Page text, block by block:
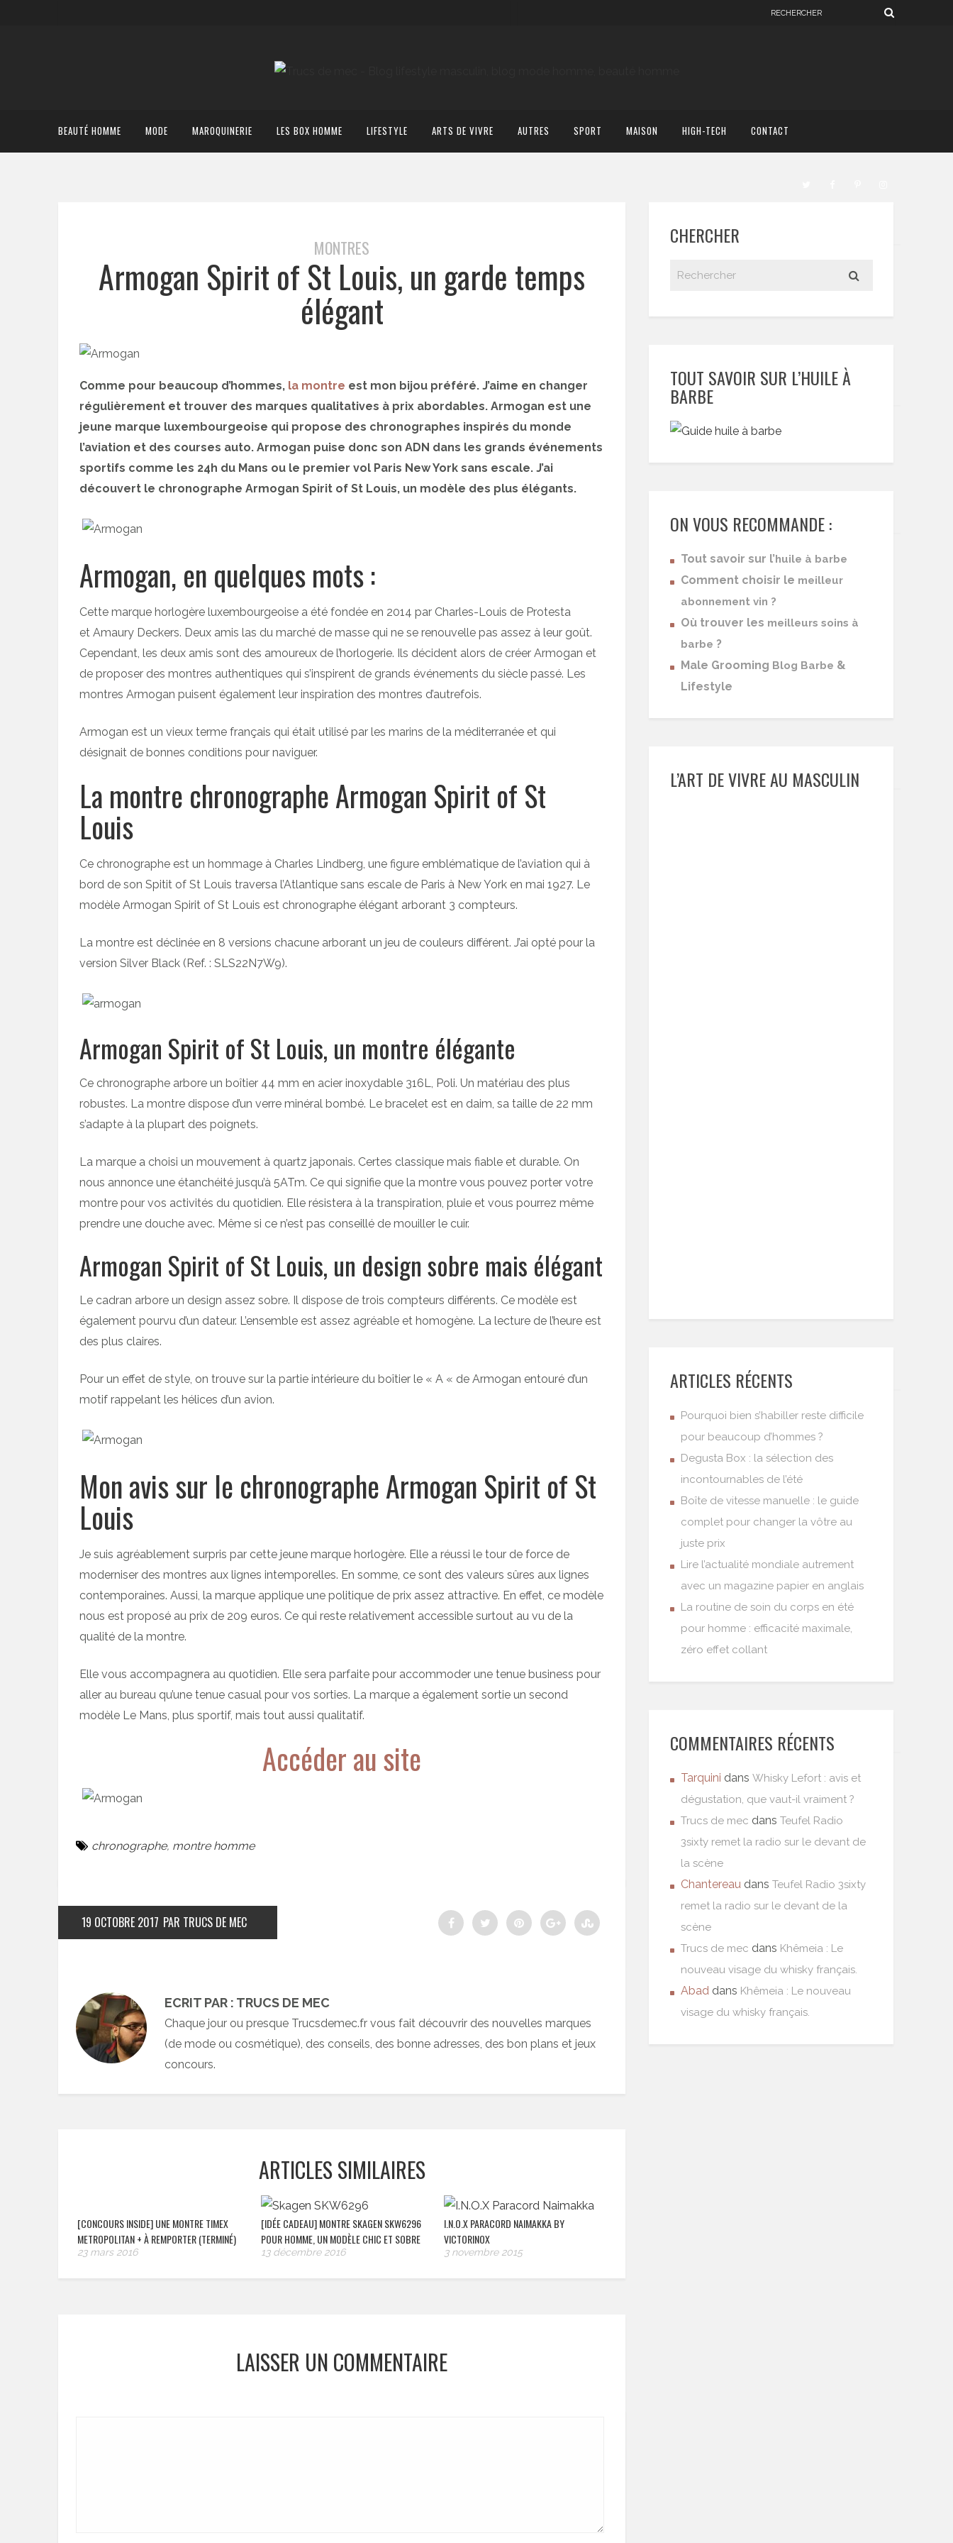
BEAUTÉ HOMME MODE MAROQUINERIE LES BOX HOMME LIFESTYLE ARTS DE VIVRE AUTRES SPORT MAISON HIGH-TECH CONTACT
MONTRES
Armogan Spirit of St Louis, un garde temps
élégant
Comme pour beaucoup d’hommes, la montre est mon bijou préféré. J’aime en changer
régulièrement et trouver des marques qualitatives à prix abordables. Armogan est une
jeune marque luxembourgeoise qui propose des chronographes inspirés du monde
l’aviation et des courses auto. Armogan puise donc son ADN dans les grands événements
sportifs comme les 24h du Mans ou le premier vol Paris New York sans escale. J’ai
découvert le chronographe Armogan Spirit of St Louis, un modèle des plus élégants.
Armogan, en quelques mots :
Cette marque horlogère luxembourgeoise a été fondée en 2014 par Charles-Louis de Protesta
et Amaury Deckers. Deux amis las du marché de masse qui ne se renouvelle pas assez à leur goût.
Cependant, les deux amis sont des amoureux de l’horlogerie. Ils décident alors de créer Armogan et
de proposer des montres authentiques qui s’inspirent de grands événements du siècle passé. Les
montres Armogan puisent également leur inspiration des montres d’autrefois.
Armogan est un vieux terme français qui était utilisé par les marins de la méditerranée et qui
désignait de bonnes conditions pour naviguer.
La montre chronographe Armogan Spirit of St
Louis
Ce chronographe est un hommage à Charles Lindberg, une figure emblématique de l’aviation qui à
bord de son Spitit of St Louis traversa l’Atlantique sans escale de Paris à New York en mai 1927. Le
modèle Armogan Spirit of St Louis est chronographe élégant arborant 3 compteurs.
La montre est déclinée en 8 versions chacune arborant un jeu de couleurs différent. J’ai opté pour la
version Silver Black (Ref. : SLS22N7W9).
Armogan Spirit of St Louis, un montre élégante
Ce chronographe arbore un boîtier 44 mm en acier inoxydable 316L, Poli. Un matériau des plus
robustes. La montre dispose d’un verre minéral bombé. Le bracelet est en daim, sa taille de 22 mm
s’adapte à la plupart des poignets.
La marque a choisi un mouvement à quartz japonais. Certes classique mais fiable et durable. On
nous annonce une étanchéité jusqu’à 5ATm. Ce qui signifie que la montre vous pouvez porter votre
montre pour vos activités du quotidien. Elle résistera à la transpiration, pluie et vous pourrez même
prendre une douche avec. Même si ce n’est pas conseillé de mouiller le cuir.
Armogan Spirit of St Louis, un design sobre mais élégant
Le cadran arbore un design assez sobre. Il dispose de trois compteurs différents. Ce modèle est
également pourvu d’un dateur. L’ensemble est assez agréable et homogène. La lecture de l’heure est
des plus claires.
Pour un effet de style, on trouve sur la partie intérieure du boîtier le « A « de Armogan entouré d’un
motif rappelant les hélices d’un avion.
Mon avis sur le chronographe Armogan Spirit of St
Louis
Je suis agréablement surpris par cette jeune marque horlogère. Elle a réussi le tour de force de
moderniser des montres aux lignes intemporelles. En somme, ce sont des valeurs sûres aux lignes
contemporaines. Aussi, la marque applique une politique de prix assez attractive. En effet, ce modèle
nous est proposé au prix de 209 euros. Ce qui reste relativement accessible surtout au vu de la
qualité de la montre.
Elle vous accompagnera au quotidien. Elle sera parfaite pour accommoder une tenue business pour
aller au bureau qu’une tenue casual pour vos sorties. La marque a également sortie un second
modèle Le Mans, plus sportif, mais tout aussi qualitatif.
Accéder au site
chronographe, montre homme
19 OCTOBRE 2017 PAR TRUCS DE MEC
ECRIT PAR : TRUCS DE MEC
Chaque jour ou presque Trucsdemec.fr vous fait découvrir des nouvelles marques
(de mode ou cosmétique), des conseils, des bonne adresses, des bon plans et jeux
concours.
ARTICLES SIMILAIRES
[CONCOURS INSIDE] UNE MONTRE TIMEX
METROPOLITAN + À REMPORTER (TERMINÉ)
23 mars 2016
[IDÉE CADEAU] MONTRE SKAGEN SKW6296
POUR HOMME, UN MODÈLE CHIC ET SOBRE
13 décembre 2016
I.N.O.X PARACORD NAIMAKKA BY
VICTORINOX
3 novembre 2015
LAISSER UN COMMENTAIRE
CHERCHER
TOUT SAVOIR SUR L’HUILE À
BARBE
ON VOUS RECOMMANDE :
Tout savoir sur l’huile à barbe
Comment choisir le meilleur
abonnement vin ?
Où trouver les meilleurs soins à
barbe ?
Male Grooming Blog Barbe &
Lifestyle
L’ART DE VIVRE AU MASCULIN
ARTICLES RÉCENTS
Pourquoi bien s’habiller reste difficile
pour beaucoup d’hommes ?
Degusta Box : la sélection des
incontournables de l’été
Boîte de vitesse manuelle : le guide
complet pour changer la vôtre au
juste prix
Lire l’actualité mondiale autrement
avec un magazine papier en anglais
La routine de soin du corps en été
pour homme : efficacité maximale,
zéro effet collant
COMMENTAIRES RÉCENTS
Tarquini dans Whisky Lefort : avis et
dégustation, que vaut-il vraiment ?
Trucs de mec dans Teufel Radio
3sixty remet la radio sur le devant de
la scène
Chantereau dans Teufel Radio 3sixty
remet la radio sur le devant de la
scène
Trucs de mec dans Khêmeia : Le
nouveau visage du whisky français.
Abad dans Khêmeia : Le nouveau
visage du whisky français.